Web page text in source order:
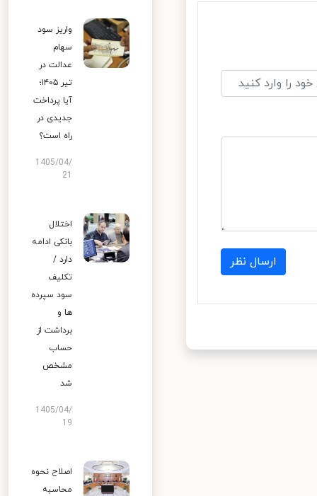
ارسال نظر
واریز سود
سهام
عدالت در
تیر ۱۴۰۵؛
آیا پرداخت
جدیدی در
راه است؟
1405/04/
اختلال
بانکی ادامه
دارد /
تکلیف
سود سپرده
ها و
برداشت از
حساب
مشخص
شد
1405/04/
19
اصلاح نحوه
محاسبه